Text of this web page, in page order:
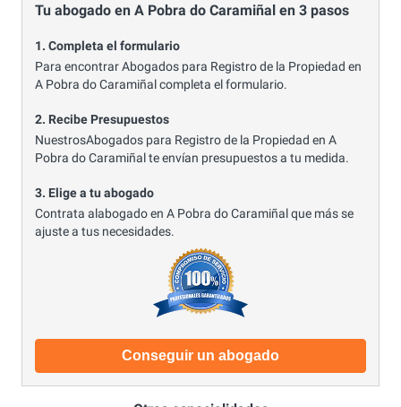
Tu abogado en A Pobra do Caramiñal en 3 pasos
1. Completa el formulario
Para encontrar Abogados para Registro de la Propiedad en
A Pobra do Caramiñal completa el formulario.
2. Recibe Presupuestos
NuestrosAbogados para Registro de la Propiedad en A
Pobra do Caramiñal te envían presupuestos a tu medida.
3. Elige a tu abogado
Contrata alabogado en A Pobra do Caramiñal que más se
ajuste a tus necesidades.
Conseguir un abogado